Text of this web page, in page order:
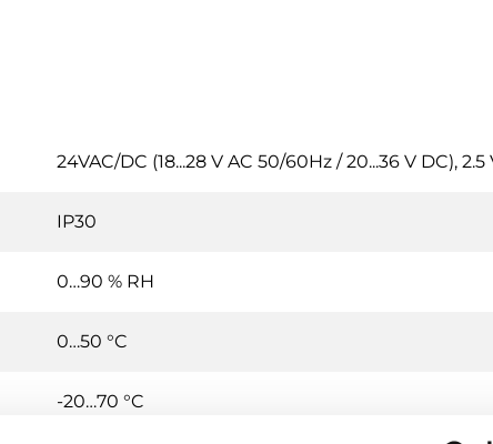
24VAC/DC (18...28 V AC 50/60Hz / 20...36 V DC), 2.5
IP30
0…90 % RH
0…50 °C
-20…70 °C